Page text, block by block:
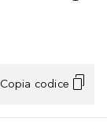
Copia codice